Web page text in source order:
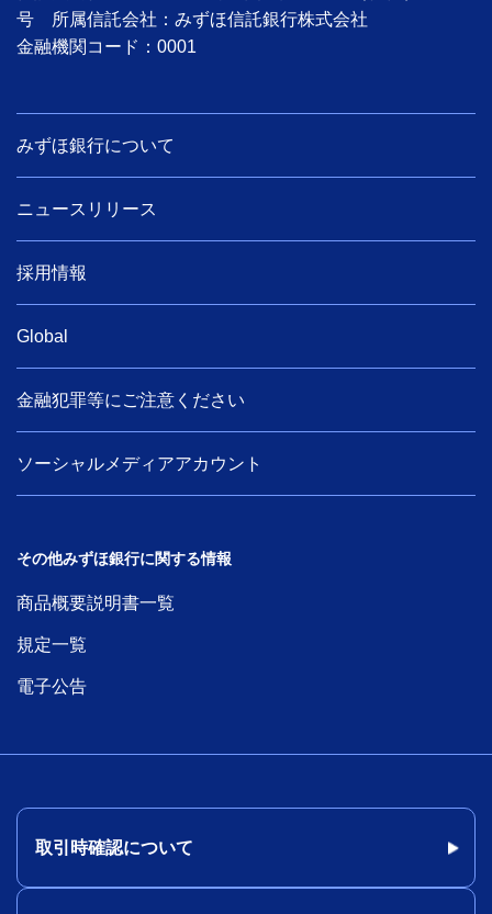
号 所属信託会社：みずほ信託銀行株式会社
金融機関コード：0001
みずほ銀行について
ニュースリリース
採用情報
Global
金融犯罪等にご注意ください
ソーシャルメディアアカウント
その他みずほ銀行に関する情報
商品概要説明書一覧
規定一覧
電子公告
取引時確認について